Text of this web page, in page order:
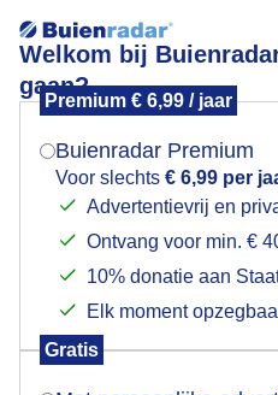
Welkom bij
gaan?
Premium € 6,99 / jaar
Buienradar Premium
Voor slechts € 6,99 per
Advertentievrij en
Ontvang voor min. €
10% donatie aan
Elk moment
Gratis
Mogen we je
Indien je hier nog geen
verschijnt er zo een
Is goed,